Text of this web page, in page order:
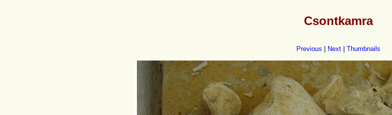
Csontkamra
Previous Next| Thumbnails